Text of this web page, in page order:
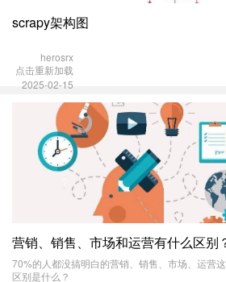
scrapy架构图
herosrx
点击重新加载
2025-02-15
营销、销售、市场和运营有什么区别
70%的人都没搞明白的营销、销售、市场、运营
区别是什么？